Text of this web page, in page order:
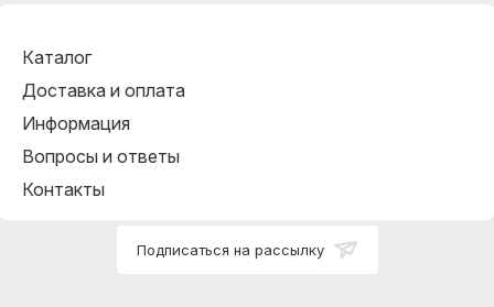
Каталог
Доставка и оплата
Информация
Вопросы и ответы
Контакты
Подписаться на рассылку